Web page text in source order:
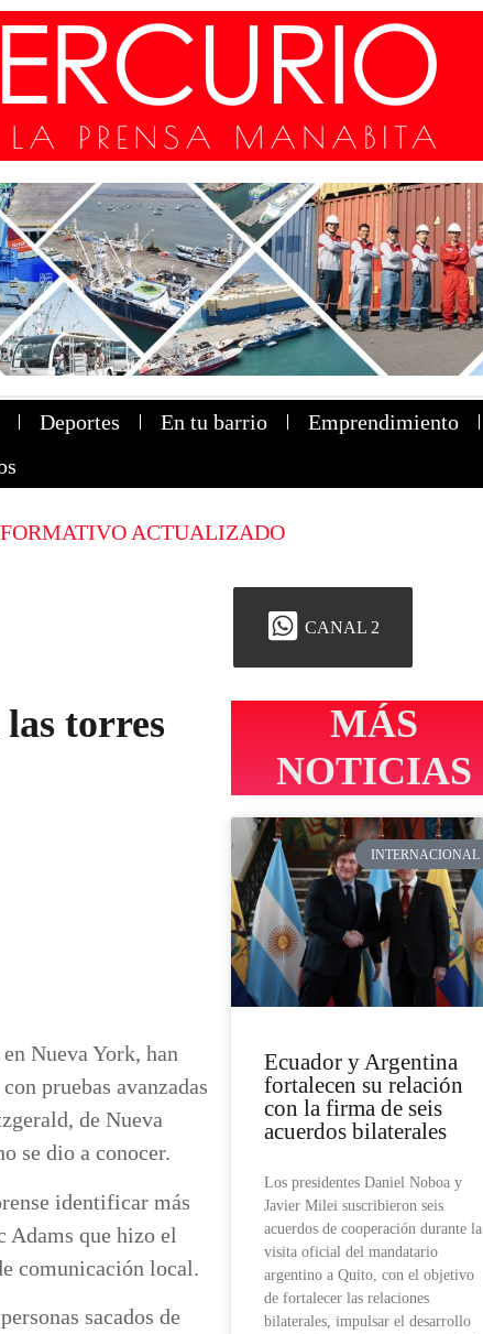
Deportes En tu barrio
Emprendimiento
ACTUALIZADO
CANAL 2
torres
Nueva York, han
pruebas avanzadas
de Nueva
se dio a conocer.
identificar más
Adams que hizo el
comunicación local.
sacados de
MÁS
NOTICIAS
INTERNACIONAL
Ecuador y Argentina
fortalecen su relación
con la firma de seis
acuerdos bilaterales
Los presidentes Daniel Noboa y
Javier Milei suscribieron seis
acuerdos de cooperación durante la
visita oficial del mandatario
argentino a Quito, con el objetivo
de fortalecer las relaciones
bilaterales, impulsar el desarrollo